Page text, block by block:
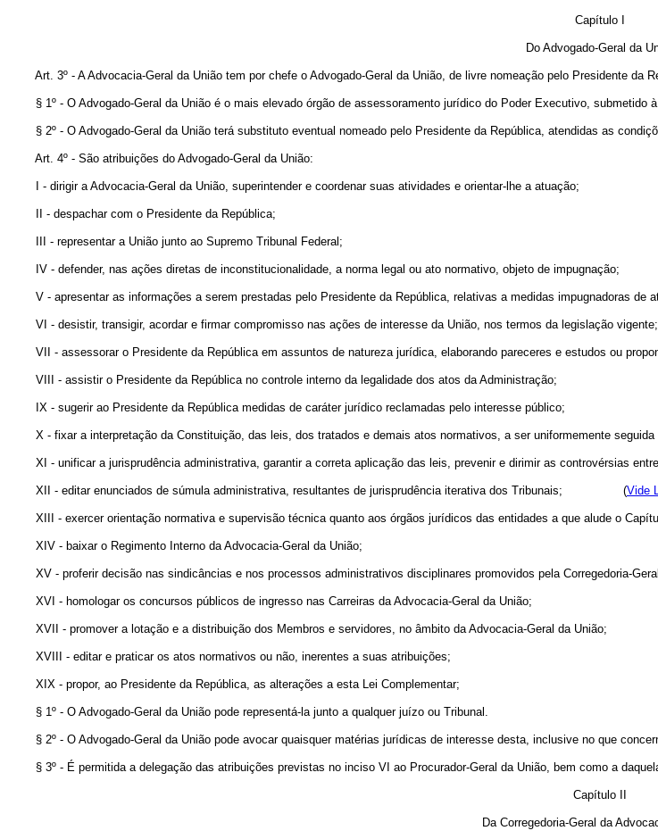
Capítulo I
Do Advogado-Geral da
Art. 3º - A Advocacia-Geral da União tem por chefe o Advogado-Geral da União, de livre nomeação pelo Presidente
§ 1º - O Advogado-Geral da União é o mais elevado órgão de assessoramento jurídico do Poder Executivo,
§ 2º - O Advogado-Geral da União terá substituto eventual nomeado pelo Presidente da República, atendidas as
Art. 4º - São atribuições do Advogado-Geral da União:
I - dirigir a Advocacia-Geral da União, superintender e coordenar suas atividades e orientar-lhe a atuação;
II - despachar com o Presidente da República;
III - representar a União junto ao Supremo Tribunal Federal;
IV - defender, nas ações diretas de inconstitucionalidade, a norma legal ou ato normativo, objeto de impugnação;
V - apresentar as informações a serem prestadas pelo Presidente da República, relativas a medidas impugnadoras de
VI - desistir, transigir, acordar e firmar compromisso nas ações de interesse da União, nos termos da legislação
VII - assessorar o Presidente da República em assuntos de natureza jurídica, elaborando pareceres e estudos ou
VIII - assistir o Presidente da República no controle interno da legalidade dos atos da Administração;
IX - sugerir ao Presidente da República medidas de caráter jurídico reclamadas pelo interesse público;
X - fixar a interpretação da Constituição, das leis, dos tratados e demais atos normativos, a ser uniformemente
XI - unificar a jurisprudência administrativa, garantir a correta aplicação das leis, prevenir e dirimir as controvérsias
XII - editar enunciados de súmula administrativa, resultantes de jurisprudência iterativa dos Tribunais; (Vide
XIII - exercer orientação normativa e supervisão técnica quanto aos órgãos jurídicos das entidades a que alude o
XIV - baixar o Regimento Interno da Advocacia-Geral da União;
XV - proferir decisão nas sindicâncias e nos processos administrativos disciplinares promovidos pela Corregedoria-
XVI - homologar os concursos públicos de ingresso nas Carreiras da Advocacia-Geral da União;
XVII - promover a lotação e a distribuição dos Membros e servidores, no âmbito da Advocacia-Geral da União;
XVIII - editar e praticar os atos normativos ou não, inerentes a suas atribuições;
XIX - propor, ao Presidente da República, as alterações a esta Lei Complementar;
§ 1º - O Advogado-Geral da União pode representá-la junto a qualquer juízo ou Tribunal.
§ 2º - O Advogado-Geral da União pode avocar quaisquer matérias jurídicas de interesse desta, inclusive no que
§ 3º - É permitida a delegação das atribuições previstas no inciso VI ao Procurador-Geral da União, bem como a
Capítulo II
Da Corregedoria-Geral da